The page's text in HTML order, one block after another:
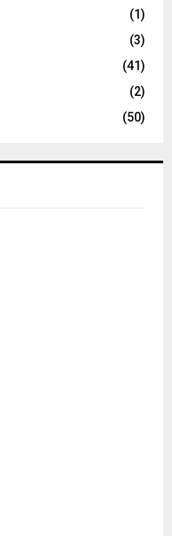
(1)
(3)
(41)
(2)
(50)